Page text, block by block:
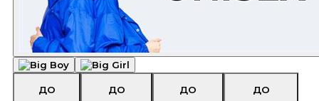
ДО
ДО
ДО
ДО